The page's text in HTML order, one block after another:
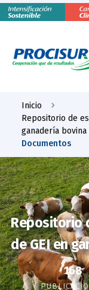
Inicio
Repositorio de
ganadería
Documentos
Repositorio
de GEI en
168